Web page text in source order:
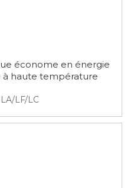
économe en énergie
haute température
LA/LF/LC